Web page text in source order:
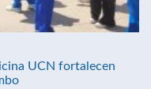
UCN fortalecen